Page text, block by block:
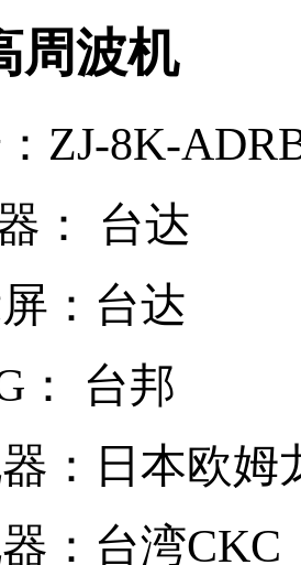
周波机
ZJ-8K-
器： 台达
屏：台达
： 台邦
：日本欧姆
器：台湾